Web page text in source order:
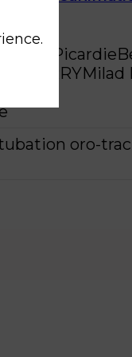
Picardie
THIERRYMilad
oro-